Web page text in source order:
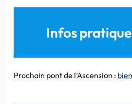
Infos
Prochain pont de l’Ascension :